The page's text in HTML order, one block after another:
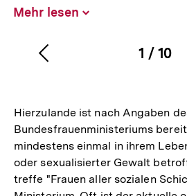
Mehr lesen
1
von
/ 10
Vorherigen
Hierzulande ist nach Angaben
Bundesfrauenministeriums
mindestens einmal in ihrem
oder sexualisierter Gewalt
treffe "Frauen aller sozialen